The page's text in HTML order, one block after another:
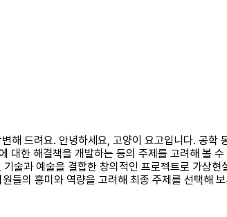
해 드려요. 안녕하세요, 고양이 요고입니다. 공
대한 해결책을 개발하는 등의 주제를 고려해 볼
술과 예술을 결합한 창의적인 프로젝트로 가상
들의 흥미와 역량을 고려해 최종 주제를 선택해